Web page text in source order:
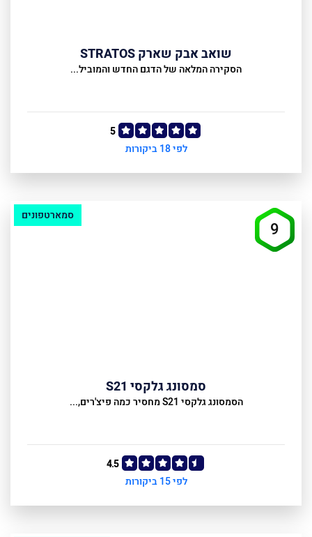
שואב אבק שארק STRATOS
הסקירה המלאה של הדגם החדש והמוביל...
5
לפי 18 ביקורות
סמארטפונים
9
סמסונג גלקסי S21
הסמסונג גלקסי S21 מחסיר כמה פיצ'רים,...
4.5
לפי 15 ביקורות